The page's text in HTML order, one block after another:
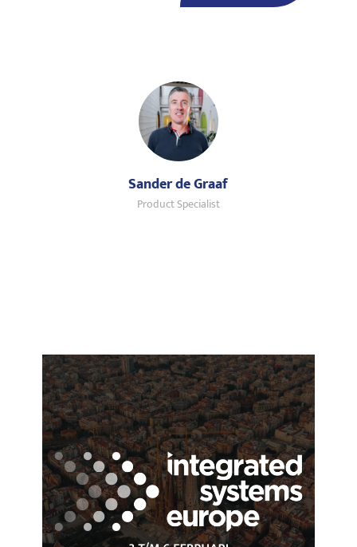
Sander de Graaf
Product Specialist